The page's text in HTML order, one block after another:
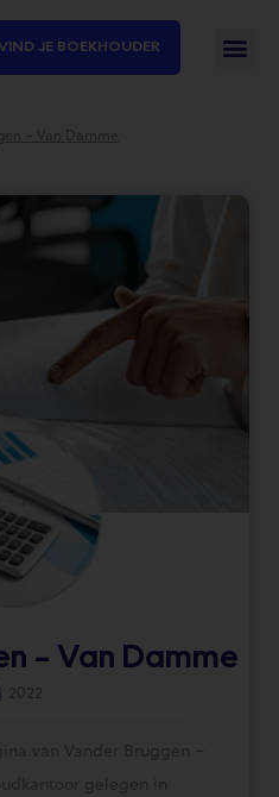
VIND JE BOEKHOUDER
– Van Damme
2022
van Vander Bruggen –
gelegen in